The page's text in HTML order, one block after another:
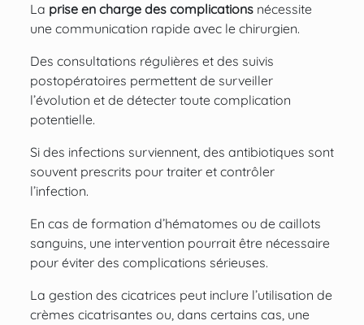
La prise en charge des complicationsnécessite
une communication rapide avec le chirurgien.
Des consultations régulières et des suivis
postopératoires permettent de surveiller
l’évolution et de détecter toute complication
potentielle.
Si des infections surviennent, des antibiotiques sont
souvent prescrits pour traiter et contrôler
l’infection.
En cas de formation d’hématomes ou de caillots
sanguins, une intervention pourrait être nécessaire
pour éviter des complications sérieuses.
La gestion des cicatrices peut inclure l’utilisation de
crèmes cicatrisantes ou, dans certains cas, une